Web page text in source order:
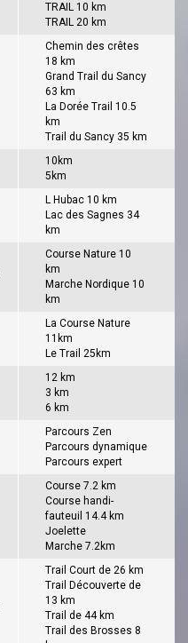
TRAIL 10 km
TRAIL 20 km
Chemin des crêtes
18 km
Grand Trail du Sancy
63 km
La Dorée Trail 10.5
km
Trail du Sancy 35 km
10km
5km
L Hubac 10 km
Lac des Sagnes 34
km
Course Nature 10
km
Marche Nordique 10
km
La Course Nature
11km
Le Trail 25km
12 km
3 km
6 km
Parcours Zen
Parcours dynamique
Parcours expert
Course 7.2 km
Course handi-
fauteuil 14.4 km
Joelette
Marche 7.2km
Trail Court de 26 km
Trail Découverte de
13 km
Trail de 44 km
Trail des Brosses 8